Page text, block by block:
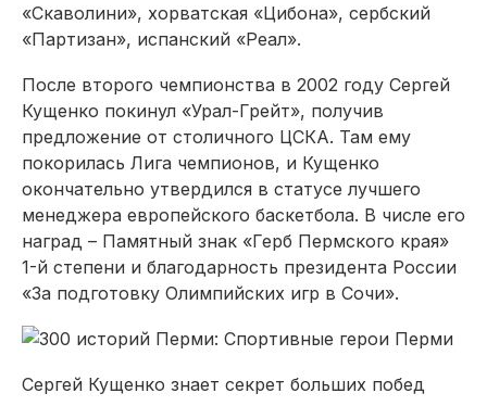
«Скаволини», хорватская «Цибона», сербский
«Партизан», испанский «Реал».
После второго чемпионства в 2002 году Сергей
Кущенко покинул «Урал-Грейт», получив
предложение от столичного ЦСКА. Там ему
покорилась Лига чемпионов, и Кущенко
окончательно утвердился в статусе лучшего
менеджера европейского баскетбола. В числе его
наград – Памятный знак «Герб Пермского края»
1-й степени и благодарность президента России
«За подготовку Олимпийских игр в Сочи».
Сергей Кущенко знает секрет больших побед